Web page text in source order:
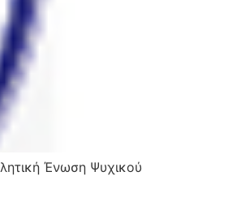
Ένωση Ψυχικού